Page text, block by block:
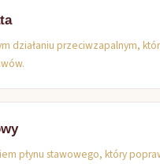
działaniu przeciwzapalnym,
płynu stawowego, który